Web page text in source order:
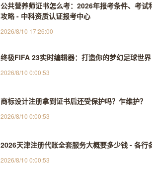
公共营养师证书怎么考：2026年报考条件、考试
攻略 - 中科资质认证报考中心
2026/8/10 17:26:00
终极FIFA 23实时编辑器：打造你的梦幻足球世界
2026/8/10 0:00:53
商标设计注册拿到证书后还受保护吗？乍维护？
2026/8/10 0:00:53
2026天津注册代账全套服务大概要多少钱 - 各行
2026/8/10 0:00:53